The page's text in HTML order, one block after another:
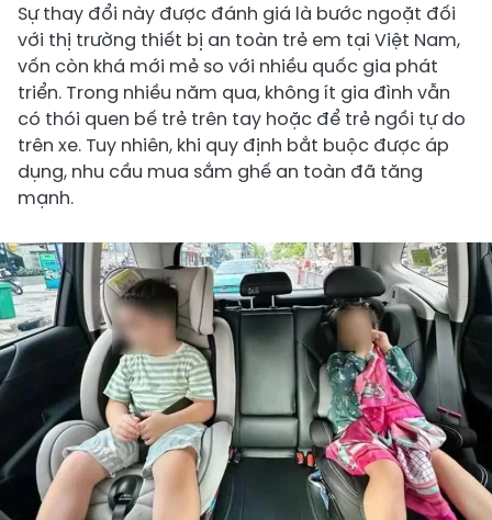
Sự thay đổi này được đánh giá là bước ngoặt đối
với thị trường thiết bị an toàn trẻ em tại Việt Nam,
vốn còn khá mới mẻ so với nhiều quốc gia phát
triển. Trong nhiều năm qua, không ít gia đình vẫn
có thói quen bế trẻ trên tay hoặc để trẻ ngồi tự do
trên xe. Tuy nhiên, khi quy định bắt buộc được áp
dụng, nhu cầu mua sắm ghế an toàn đã tăng
mạnh.